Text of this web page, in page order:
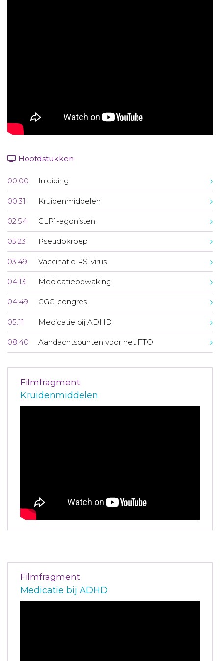
Hoofdstukken
00:00 Inleiding
00:31 Kruidenmiddelen
02:54 GLP1-agonisten
03:23 Pseudokroep
03:49 Vaccinatie RS-virus
04:13 Medicatiebewaking
04:49 GGG-congres
05:11 Medicatie bij ADHD
08:40 Aandachtspunten voor het FTO
Filmfragment
Kruidenmiddelen
Filmfragment
Medicatie bij ADHD